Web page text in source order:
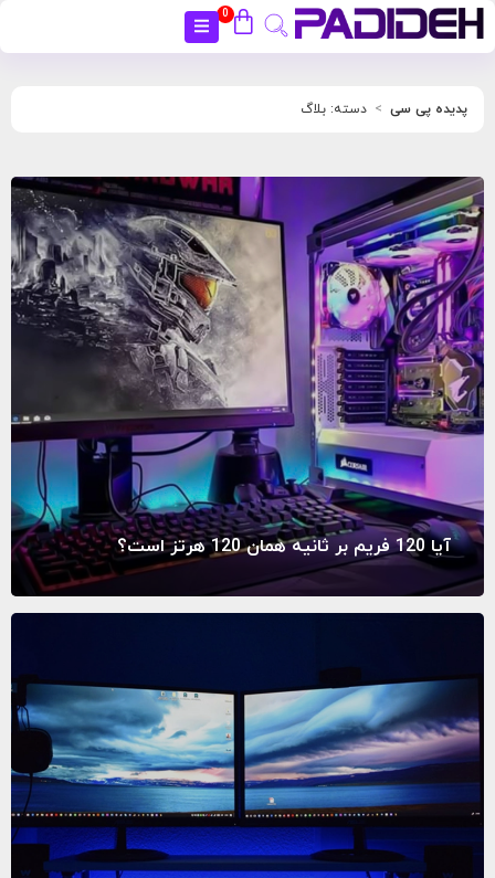
0
پدیده پی سی دسته: بلاگ
آیا 120 فریم بر ثانیه همان 120 هرتز است؟